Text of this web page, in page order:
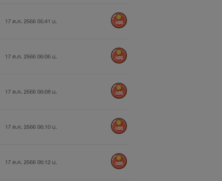
17 ต.ค. 2566 05:41 น. 500
17 ต.ค. 2566 06:06 น. 500
17 ต.ค. 2566 06:08 น. 500
17 ต.ค. 2566 06:10 น. 500
17 ต.ค. 2566 06:12 น. 500